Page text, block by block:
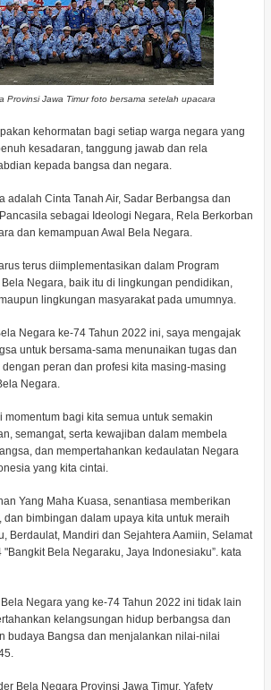
Provinsi Jawa Timur foto bersama setelah upacara
kehormatan bagi setiap warga negara yang
kesadaran, tanggung jawab dan rela
kepada bangsa dan negara.
adalah Cinta Tanah Air, Sadar Berbangsa dan
sebagai Ideologi Negara, Rela Berkorban
dan kemampuan Awal Bela Negara.
terus diimplementasikan dalam Program
Negara, baik itu di lingkungan pendidikan,
lingkungan masyarakat pada umumnya.
Negara ke-74 Tahun 2022 ini, saya mengajak
untuk bersama-sama menunaikan tugas dan
peran dan profesi kita masing-masing
Negara.
bagi kita semua untuk semakin
semangat, serta kewajiban dalam membela
dan mempertahankan kedaulatan Negara
yang kita cintai.
Yang Maha Kuasa, senantiasa memberikan
bimbingan dalam upaya kita untuk meraih
Berdaulat, Mandiri dan Sejahtera Aamiin, Selamat
Bela Negaraku, Jaya Indonesiaku”. kata
Negara yang ke-74 Tahun 2022 ini tidak lain
kelangsungan hidup berbangsa dan
budaya Bangsa dan menjalankan nilai-nilai
Bela Negara Provinsi Jawa Timur, Yafety